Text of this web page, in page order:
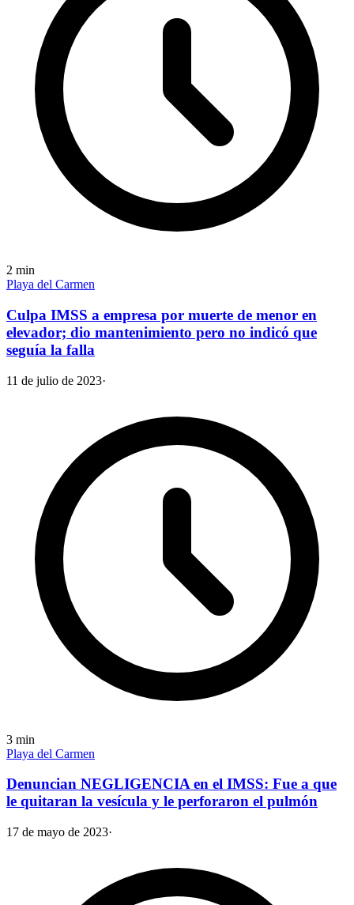
2 min
Playa del Carmen
Culpa IMSS a empresa por muerte de menor en
elevador; dio mantenimiento pero no indicó que
seguía la falla
11 de julio de 2023·
3 min
Playa del Carmen
Denuncian NEGLIGENCIA en el IMSS: Fue a que
le quitaran la vesícula y le perforaron el pulmón
17 de mayo de 2023·